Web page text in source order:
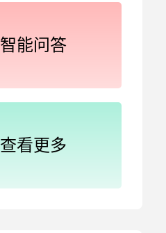
智能问答
查看更多